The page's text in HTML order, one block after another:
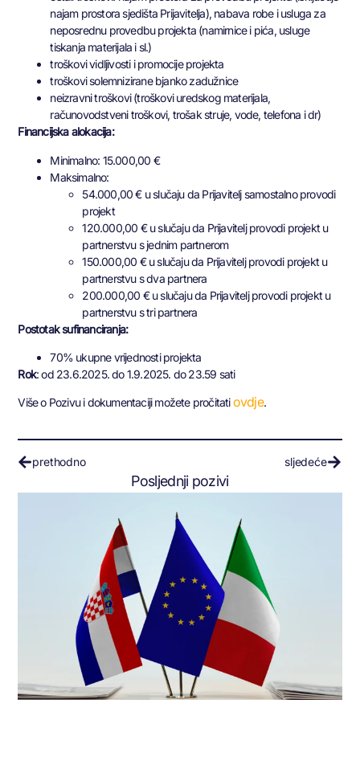
najam prostora sjedišta Prijavitelja), nabava robe i usluga za
neposrednu provedbu projekta (namirnice i pića, usluge
tiskanja materijala i sl.)
troškovi vidljivosti i promocije projekta
troškovi solemnizirane bjanko zadužnice
neizravni troškovi (troškovi uredskog materijala,
računovodstveni troškovi, trošak struje, vode, telefona i dr)
Financijska alokacija:
Minimalno: 15.000,00 €
Maksimalno:
54.000,00 € u slučaju da Prijavitelj samostalno provodi
projekt
120.000,00 € u slučaju da Prijavitelj provodi projekt u
partnerstvu s jednim partnerom
150.000,00 € u slučaju da Prijavitelj provodi projekt u
partnerstvu s dva partnera
200.000,00 € u slučaju da Prijavitelj provodi projekt u
partnerstvu s tri partnera
Postotak sufinanciranja:
70% ukupne vrijednosti projekta
Rok: od 23.6.2025. do 1.9.2025. do 23.59 sati
Više o Pozivu i dokumentaciji možete pročitatiovdje.
prethodno sljedeće
Posljednji pozivi